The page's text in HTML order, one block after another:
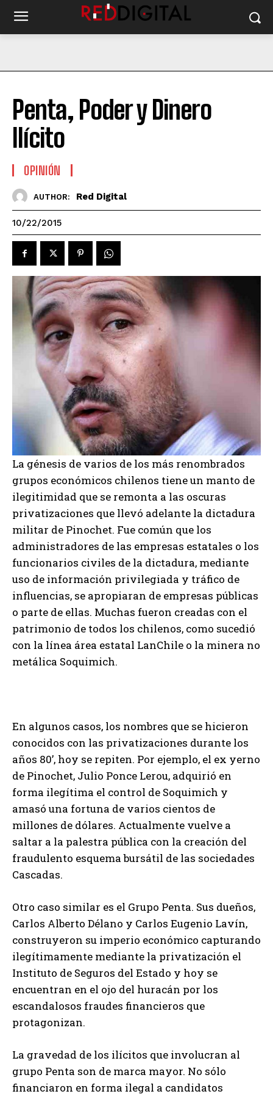
Penta, Poder y Dinero
Ilícito
OPINIÓN
AUTHOR: Red Digital
10/22/2015
La génesis de varios de los más renombrados
grupos económicos chilenos tiene un manto de
ilegitimidad que se remonta a las oscuras
privatizaciones que llevó adelante la dictadura
militar de Pinochet. Fue común que los
administradores de las empresas estatales o los
funcionarios civiles de la dictadura, mediante
uso de información privilegiada y tráfico de
influencias, se apropiaran de empresas públicas
o parte de ellas. Muchas fueron creadas con el
patrimonio de todos los chilenos, como sucedió
con la línea área estatal LanChile o la minera no
metálica Soquimich.
En algunos casos, los nombres que se hicieron
conocidos con las privatizaciones durante los
años 80’, hoy se repiten. Por ejemplo, el ex yerno
de Pinochet, Julio Ponce Lerou, adquirió en
forma ilegítima el control de Soquimich y
amasó una fortuna de varios cientos de
millones de dólares. Actualmente vuelve a
saltar a la palestra pública con la creación del
fraudulento esquema bursátil de las sociedades
Cascadas.
Otro caso similar es el Grupo Penta. Sus dueños,
Carlos Alberto Délano y Carlos Eugenio Lavín,
construyeron su imperio económico capturando
ilegítimamente mediante la privatización el
Instituto de Seguros del Estado y hoy se
encuentran en el ojo del huracán por los
escandalosos fraudes financieros que
protagonizan.
La gravedad de los ilícitos que involucran al
grupo Penta son de marca mayor. No sólo
financiaron en forma ilegal a candidatos